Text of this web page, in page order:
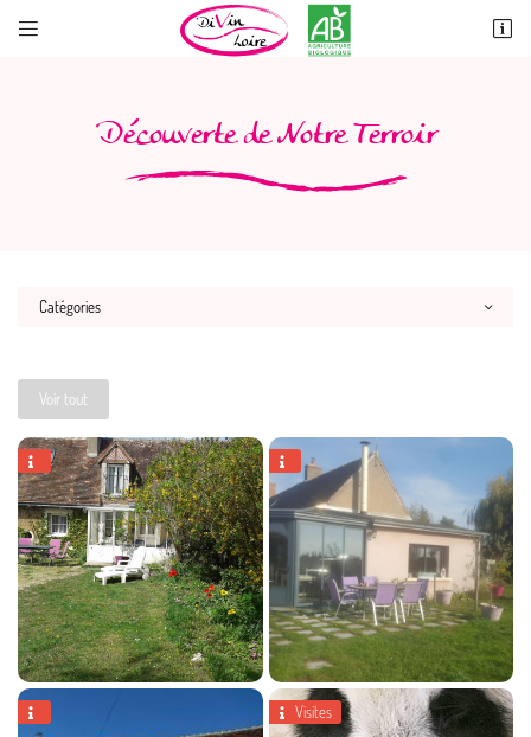
 
60 Rue de Contres
Recopier le code ci-contre
Rafraîchir le captcha
En cochant cette case, vous consentez à recevoir nos propositions commerciales à l'adresse email
indiqué ci-dessus. Vous pouvez vous désinscrire à tout moment en utilisant
le formulaire de
désinscription.
Inscription
Découverte deNotre Terroir
Catégories
Voir tout
 
  Visites